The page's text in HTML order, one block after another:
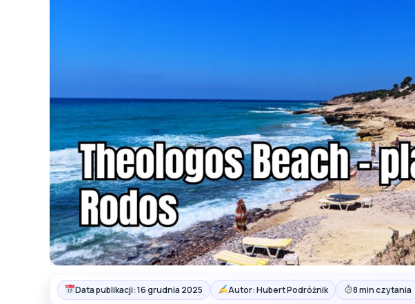
Data publikacji: 16 grudnia 2025 Autor: Hubert Podróżnik 8 min czytania